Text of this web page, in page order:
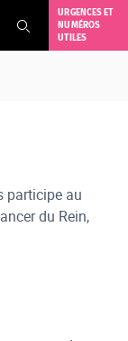
URGENCES ET
NUMÉROS
UTILES
participe au
du Rein,